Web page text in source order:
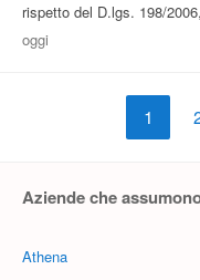
rispetto del D.lgs. 198/
oggi
1
Aziende che
Athena